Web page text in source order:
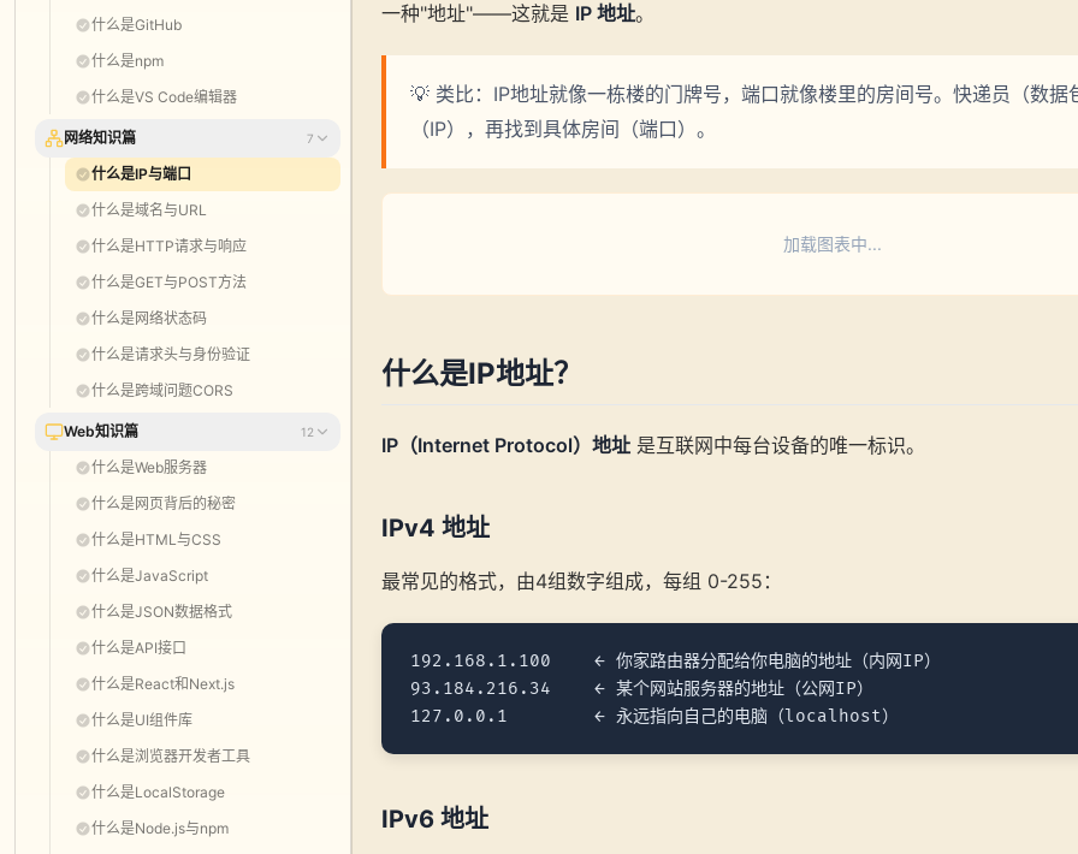
什么是GitHub
什么是npm
什么是VS Code编辑器
网络知识篇 7
什么是IP与端口
什么是域名与URL
什么是HTTP请求与响应
什么是GET与POST方法
什么是网络状态码
什么是请求头与身份验证
什么是跨域问题CORS
Web知识篇 12
什么是Web服务器
什么是网页背后的秘密
什么是HTML与CSS
什么是JavaScript
什么是JSON数据格式
什么是API接口
什么是React和Next.js
什么是UI组件库
什么是浏览器开发者工具
什么是LocalStorage
什么是Node.js与npm
一种"地址"——这就是 IP 地址。
💡 类比：IP地址就像一栋楼的门牌号，端口就像楼里的房间号。快递员（数据
（IP），再找到具体房间（端口）。
加载图表中...
什么是IP地址？
IP（Internet Protocol）地址 是互联网中每台设备的唯一标识。
IPv4 地址
最常见的格式，由4组数字组成，每组 0-255：
192.168.1.100    ← 你家路由器分配给你电脑的地址（内网IP）
93.184.216.34    ← 某个网站服务器的地址（公网IP）
IPv6 地址